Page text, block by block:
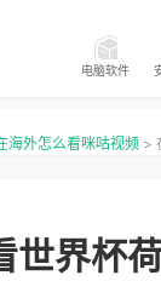
电脑软件
海外怎么看咪咕视频 >
世界杯